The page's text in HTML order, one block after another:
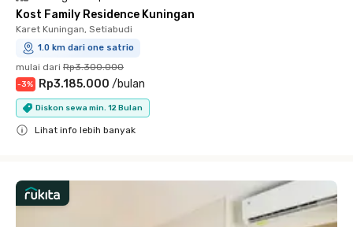
Kost Family Residence Kuningan
Karet Kuningan, Setiabudi
1.0 km dari one satrio
mulai dari Rp3.300.000
-3% Rp3.185.000 /bulan
Diskon sewa min. 12 Bulan
Lihat info lebih banyak